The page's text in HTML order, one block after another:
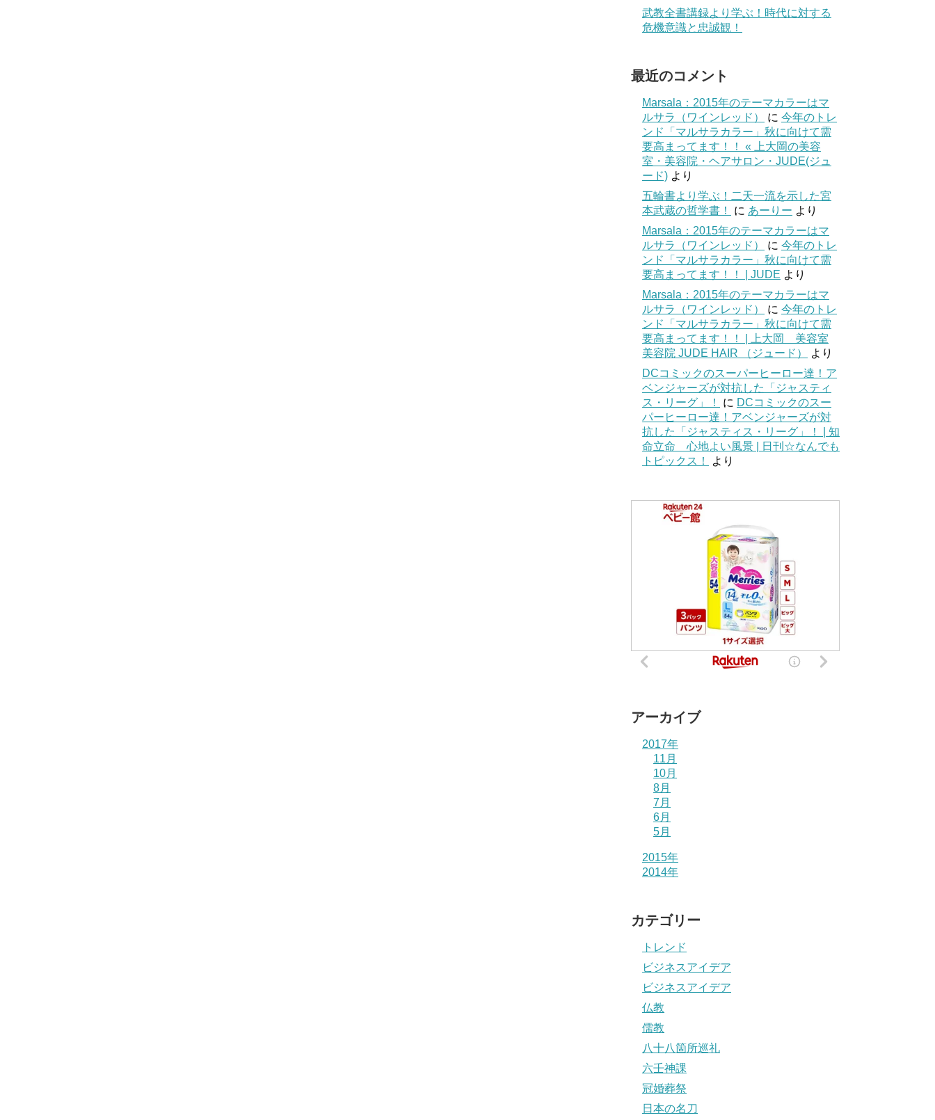
武教全書講録より学ぶ！時代に対する
危機意識と忠誠観！
最近のコメント
Marsala：2015年のテーマカラーはマ
ルサラ（ワインレッド）
に 今年のトレ
ンド「マルサラカラー」秋に向けて需
要高まってます！！ « 上大岡の美容
室・美容院・ヘアサロン・JUDE(ジュ
ード) より
五輪書より学ぶ！二天一流を示した宮
本武蔵の哲学書！
に あーりー より
Marsala：2015年のテーマカラーはマ
ルサラ（ワインレッド）
に 今年のトレ
ンド「マルサラカラー」秋に向けて需
要高まってます！！ | JUDE より
Marsala：2015年のテーマカラーはマ
ルサラ（ワインレッド）
に 今年のトレ
ンド「マルサラカラー」秋に向けて需
要高まってます！！ | 上大岡 美容室
美容院 JUDE HAIR （ジュード）
より
DCコミックのスーパーヒーロー達！ア
ベンジャーズが対抗した「ジャスティ
ス・リーグ」！
に DCコミックのスー
パーヒーロー達！アベンジャーズが対
抗した「ジャスティス・リーグ」！ | 知
命立命 心地よい風景 | 日刊☆なんでも
トピックス！
より
アーカイブ
2017年
11月
10月
8月
7月
6月
5月
2015年
2014年
カテゴリー
トレンド
ビジネスアイデア
ビジネスアイデア
仏教
儒教
八十八箇所巡礼
六壬神課
冠婚葬祭
日本の名刀